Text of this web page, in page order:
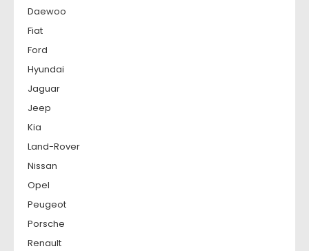
Daewoo
Fiat
Ford
Hyundai
Jaguar
Jeep
Kia
Land-Rover
Nissan
Opel
Peugeot
Porsche
Renault